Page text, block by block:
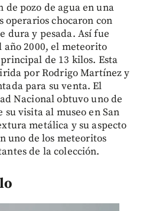
pozo de agua en una
operarios chocaron con
dura y pesada. Así fue
año 2000, el meteorito
de 13 kilos. Esta
por Rodrigo Martínez y
para su venta. El
Nacional obtuvo uno de
visita al museo en San
metálica y su aspecto
uno de los meteoritos
de la colección.